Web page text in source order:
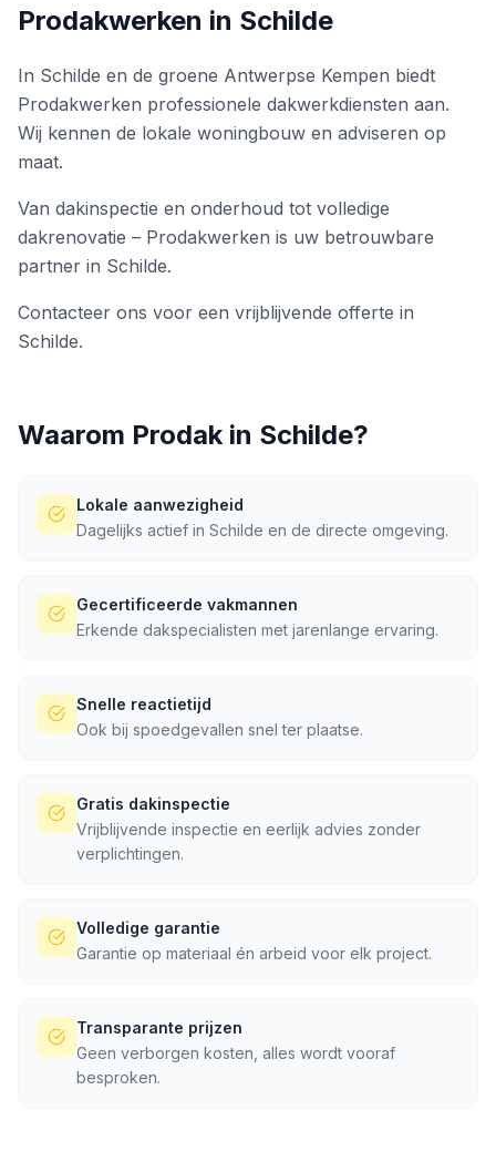
Prodakwerken in Schilde
In Schilde en de groene Antwerpse Kempen biedt
Prodakwerken professionele dakwerkdiensten aan.
Wij kennen de lokale woningbouw en adviseren op
maat.
Van dakinspectie en onderhoud tot volledige
dakrenovatie – Prodakwerken is uw betrouwbare
partner in Schilde.
Contacteer ons voor een vrijblijvende offerte in
Schilde.
Waarom Prodak in Schilde?
Lokale aanwezigheid
Dagelijks actief in Schilde en de directe omgeving.
Gecertificeerde vakmannen
Erkende dakspecialisten met jarenlange ervaring.
Snelle reactietijd
Ook bij spoedgevallen snel ter plaatse.
Gratis dakinspectie
Vrijblijvende inspectie en eerlijk advies zonder
verplichtingen.
Volledige garantie
Garantie op materiaal én arbeid voor elk project.
Transparante prijzen
Geen verborgen kosten, alles wordt vooraf
besproken.